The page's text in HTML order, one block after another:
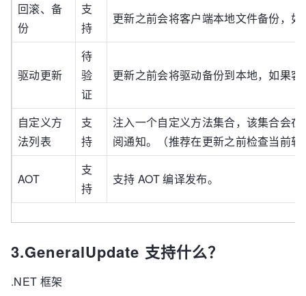
回滚、备
份
支
持
更新之前会将客户端本地文件备份，
驱动更新
待
验
证
更新之前会将驱动备份到本地，如果
自定义方
法列表
支
持
注入一个自定义方法集合，该集合会
阅通知。（推荐在更新之前检查当前软
AOT
支
持
支持 AOT 编译发布。
3.GeneralUpdate 支持什么？
.NET 框架